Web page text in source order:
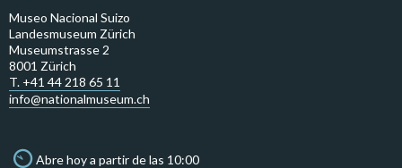
Museo Nacional Suizo
Landesmuseum Zürich
Museumstrasse 2
8001 Zürich
T. +41 44 218 65 11
info@nationalmuseum.ch
Abre hoy a partir de las 10:00